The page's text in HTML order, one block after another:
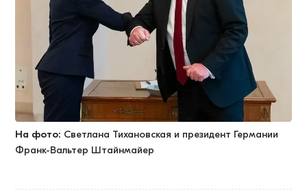
На фото: Светлана Тихановская и президент Германии
Франк-Вальтер Штайнмайер